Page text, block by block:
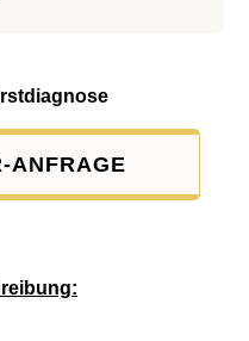
ANFRAGE